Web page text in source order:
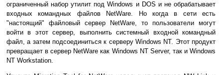
ограниченный набор утилит под Windows и DOS и не обрабатывает
входных командных файлов NetWare. Но когда в сети есть
"настоящий" файловый сервер NetWare, то пользователи могут
войти в этот сервер, выполнить системный входной командный
файл, а затем подсоединиться к серверу Windows NT. Этот продукт
превращает в сервер NetWare как Windows NT Server, так и Windows
NT Workstation.